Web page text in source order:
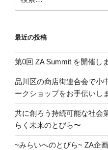
索:
最近の投稿
第0回 ZA Summit を開催し
品川区の商店街連合会で小
ークショップをお手伝いし
共に創ろう持続可能な社会
らく未来のとびら〜
~みらいへのとびら~ ZA企